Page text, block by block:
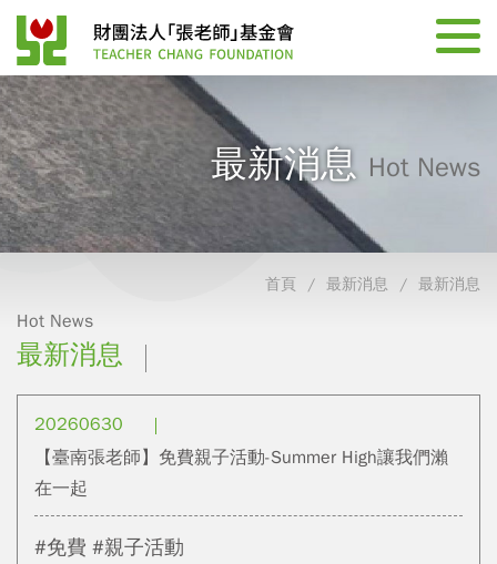
最新消息 Hot News
首頁 最新消息 最新消息
Hot News
最新消息
20260630
【臺南張老師】免費親子活動-Summer High讓我們瀨
在一起
#免費 #親子活動